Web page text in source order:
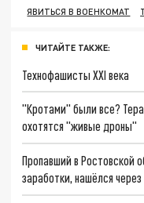
ЯВИТЬСЯ В ВОЕНКОМАТ
ЧИТАЙТЕ ТАКЖЕ:
Технофашисты XXI века
"Кротами" были все?
охотятся "живые дроны"
Пропавший в Ростовской
заработки, нашёлся